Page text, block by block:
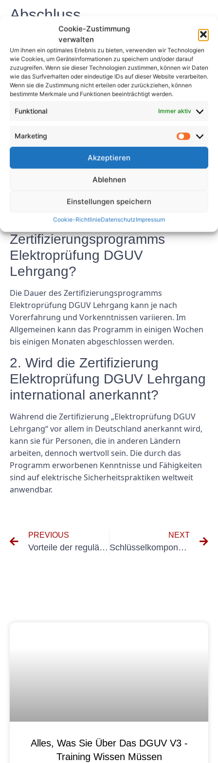
Cookie-Zustimmung
verwalten
Um ihnen ein optimales Erlebnis zu bieten, verwenden wir Technologien
wie Cookies, um Geräteinformationen zu speichern und/oder darauf
zuzugreifen. Wenn sie dieser Technologien zustimmen, können wir Daten
wie das Surfverhalten oder eindeutige IDs auf dieser Website verarbeiten.
Wenn sie die Zustimmung nicht erteilen oder zurückziehen, können
bestimmte Merkmale und Funktionen beeinträchtigt werden.
Funktional Immer aktiv
Marketing
Akzeptieren
Ablehnen
Einstellungen speichern
Cookie-RichtlinieDatenschutzImpressum
Abschluss
Die Investition in die Zertifizierung „Elektroprüfung
DGUV Lehrgang“ kann Einzelpersonen und
Organisationen eine Reihe von Vorteilen bringen,
darunter mehr Sicherheit, Einhaltung von
Vorschriften, verbesserte Fähigkeiten und Kenntnisse
sowie berufliche Weiterentwicklung. Durch den
Nachweis ihrer Kompetenz im Bereich der
dazu beitragen, Unfälle zu verhindern, Vorschriften
einzuhalten und ihre Karriere in der Elektroindustrie
1. Wie lange dauert der
Abschluss des
Zertifizierungsprogramms
Elektroprüfung DGUV
Lehrgang?
Die Dauer des Zertifizierungsprogramms
Elektroprüfung DGUV Lehrgang kann je nach
Vorerfahrung und Vorkenntnissen variieren. Im
Allgemeinen kann das Programm in einigen Wochen
bis einigen Monaten abgeschlossen werden.
2. Wird die Zertifizierung
Elektroprüfung DGUV Lehrgang
international anerkannt?
Während die Zertifizierung „Elektroprüfung DGUV
Lehrgang“ vor allem in Deutschland anerkannt wird,
kann sie für Personen, die in anderen Ländern
arbeiten, dennoch wertvoll sein. Die durch das
Programm erworbenen Kenntnisse und Fähigkeiten
sind auf elektrische Sicherheitspraktiken weltweit
anwendbar.
PREVIOUS
Vorteile der regulären BGV A3 Geräteprüfung für Ihr Unternehmen
NEXT
Schlüsselkomponenten eines umfassenden Prüfungsprotokolls für elektrische Anlagen
Alles, Was Sie Über Das DGUV V3 -
Training Wissen Müssen